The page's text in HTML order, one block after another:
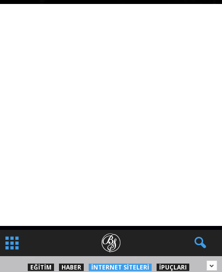
EĞITIM HABER İNTERNET SITELERI İPUÇLARI